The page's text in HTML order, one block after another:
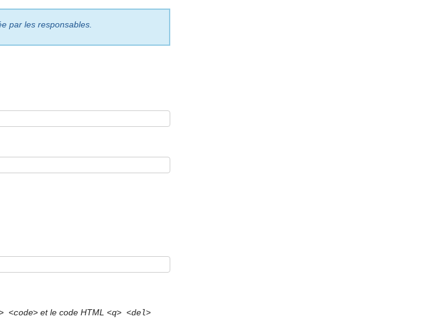
par les responsables.
et le code HTML<q> <del>